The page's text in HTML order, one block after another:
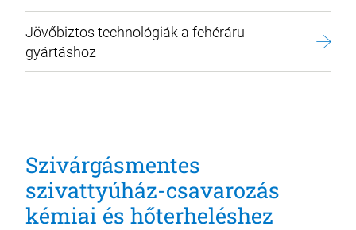
Jövőbiztos technológiák a fehéráru-
gyártáshoz
Szivárgásmentes
szivattyúház-csavarozás
kémiai és hőterheléshez